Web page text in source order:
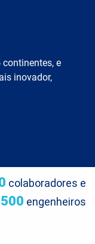
e
inovador,
colaboradores e
engenheiros